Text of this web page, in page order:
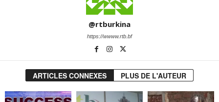
@rtburkina
https://wwww.rtb.bf
ARTICLES CONNEXES PLUS DE L'AUTEUR